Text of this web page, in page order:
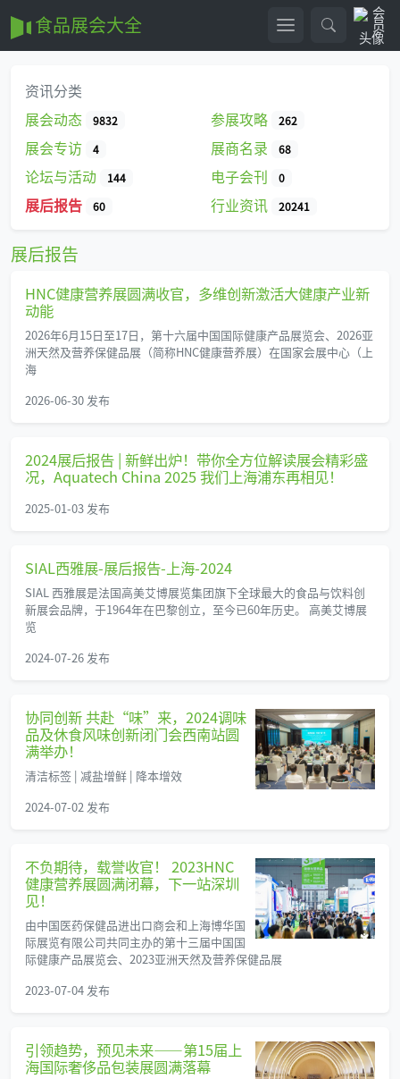
食品展会大全
资讯分类
展会动态
9832 参展攻略 262
展会专访 4 展商名录 68
论坛与活动 144 电子会刊 0
展后报告 60 行业资讯 20241
展后报告
HNC健康营养展圆满收官，多维创新激活大健康产业新
动能
2026年6月15日至17日，第十六届中国国际健康产品展览会、2026亚
洲天然及营养保健品展（简称HNC健康营养展）在国家会展中心（上
海
2026-06-30 发布
2024展后报告 | 新鲜出炉！带你全方位解读展会精彩盛
况，Aquatech China 2025 我们上海浦东再相见！
2025-01-03 发布
SIAL西雅展-展后报告-上海-2024
SIAL 西雅展是法国高美艾博展览集团旗下全球最大的食品与饮料创
新展会品牌，于1964年在巴黎创立，至今已60年历史。 高美艾博展
览
2024-07-26 发布
协同创新 共赴“味”来，2024调味
品及休食风味创新闭门会西南站圆
满举办！
清洁标签 | 减盐增鲜 | 降本增效
2024-07-02 发布
不负期待，载誉收官！ 2023HNC
健康营养展圆满闭幕，下一站深圳
见！
由中国医药保健品进出口商会和上海博华国
际展览有限公司共同主办的第十三届中国国
际健康产品展览会、2023亚洲天然及营养保健品展
2023-07-04 发布
引领趋势，预见未来——第15届上
海国际奢侈品包装展圆满落幕